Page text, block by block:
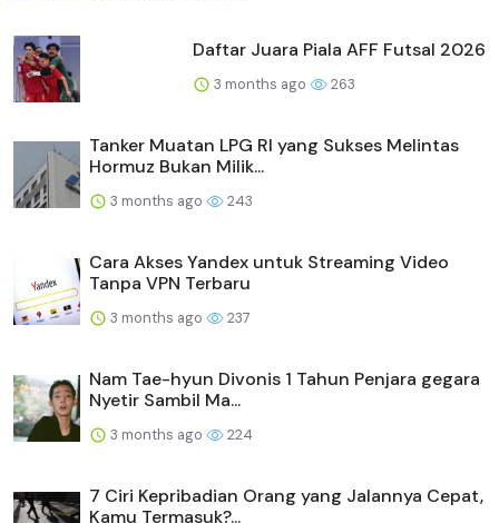
Daftar Juara Piala AFF Futsal 2026
3 months ago 263
Tanker Muatan LPG RI yang Sukses Melintas
Hormuz Bukan Milik...
3 months ago 243
Cara Akses Yandex untuk Streaming Video
Tanpa VPN Terbaru
3 months ago 237
Nam Tae-hyun Divonis 1 Tahun Penjara gegara
Nyetir Sambil Ma...
3 months ago 224
7 Ciri Kepribadian Orang yang Jalannya Cepat,
Kamu Termasuk?...